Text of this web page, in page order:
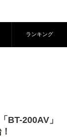
ランキング
BT-200AV」